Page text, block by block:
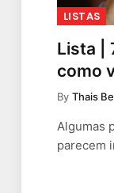
LISTAS
Lista |
como
By Thais
Algumas
parecem